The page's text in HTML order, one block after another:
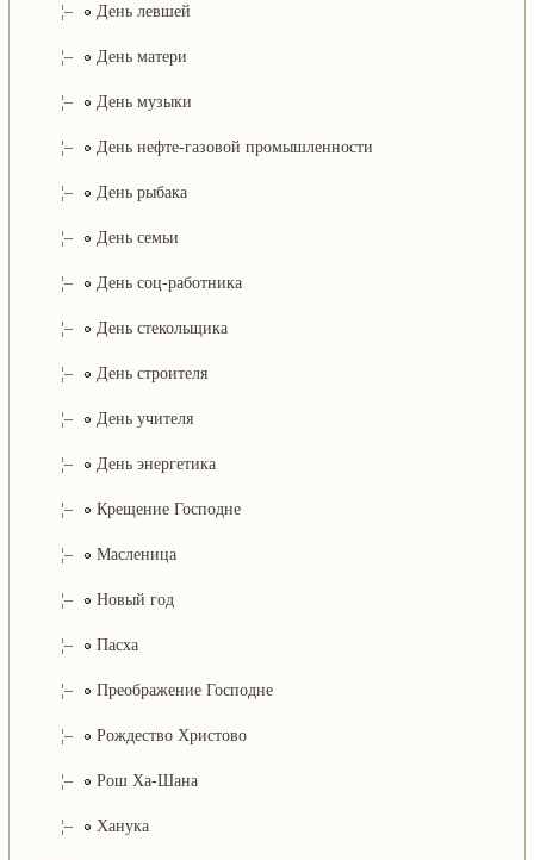
¦– День левшей
¦– День матери
¦– День музыки
¦– День нефте-газовой промышленности
¦– День рыбака
¦– День семьи
¦– День соц-работника
¦– День стекольщика
¦– День строителя
¦– День учителя
¦– День энергетика
¦– Крещение Господне
¦– Масленица
¦– Новый год
¦– Пасха
¦– Преображение Господне
¦– Рождество Христово
¦– Рош Ха-Шана
¦– Ханука